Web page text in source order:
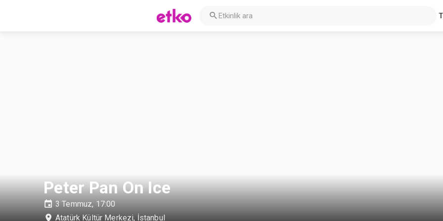
Peter Pan On Ice
3 Temmuz, 17:00
Atatürk Kültür Merkezi, İstanbul